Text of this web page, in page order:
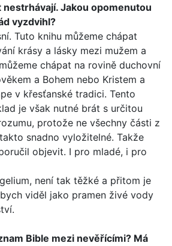
Jakou opomenutou
vyzdvihl?
Tuto knihu můžeme chápat
krásy a lásky mezi mužem a
chápat na rovině duchovní
a Bohem nebo Kristem a
v křesťan­ské tradici. Tento
je však nutné brát s určitou
protože ne všechny části z
snadno vyložitelné. Takže
objevit. I pro mladé, i pro
není tak těžké a přitom je
viděl jako pramen živé vody
Bible mezi nevěřícími? Má